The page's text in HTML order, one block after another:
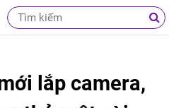
lắp camera,